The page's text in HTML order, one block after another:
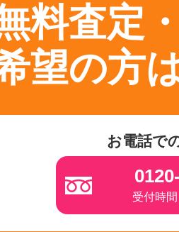
料査定
望の方
お電話で
受付時